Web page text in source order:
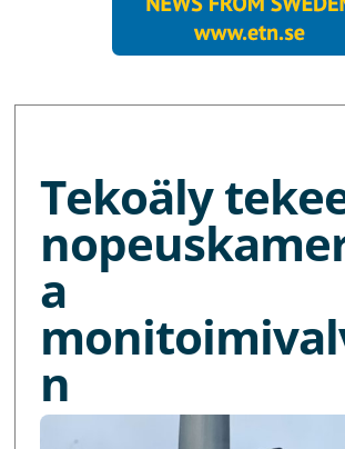
Tekoäly
a
n